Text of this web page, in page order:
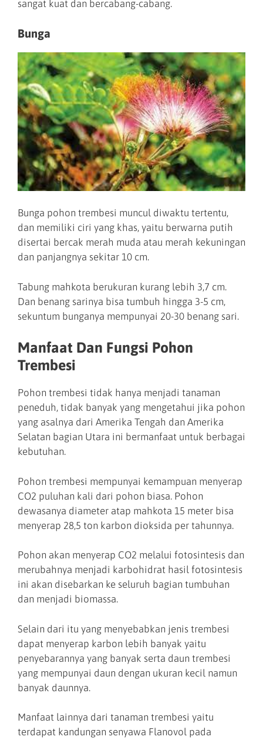
sangat kuat dan bercabang-cabang.
Bunga
Bunga pohon trembesi muncul diwaktu tertentu,
dan memiliki ciri yang khas, yaitu berwarna putih
disertai bercak merah muda atau merah kekuningan
dan panjangnya sekitar 10 cm.
Tabung mahkota berukuran kurang lebih 3,7 cm.
Dan benang sarinya bisa tumbuh hingga 3-5 cm,
sekuntum bunganya mempunyai 20-30 benang sari.
Manfaat Dan Fungsi Pohon
Trembesi
Pohon trembesi tidak hanya menjadi tanaman
peneduh, tidak banyak yang mengetahui jika pohon
yang asalnya dari Amerika Tengah dan Amerika
Selatan bagian Utara ini bermanfaat untuk berbagai
kebutuhan.
Pohon trembesi mempunyai kemampuan menyerap
CO2 puluhan kali dari pohon biasa. Pohon
dewasanya diameter atap mahkota 15 meter bisa
menyerap 28,5 ton karbon dioksida per tahunnya.
Pohon akan menyerap CO2 melalui fotosintesis dan
merubahnya menjadi karbohidrat hasil fotosintesis
ini akan disebarkan ke seluruh bagian tumbuhan
dan menjadi biomassa.
Selain dari itu yang menyebabkan jenis trembesi
dapat menyerap karbon lebih banyak yaitu
penyebarannya yang banyak serta daun trembesi
yang mempunyai daun dengan ukuran kecil namun
banyak daunnya.
Manfaat lainnya dari tanaman trembesi yaitu
terdapat kandungan senyawa Flanovol pada